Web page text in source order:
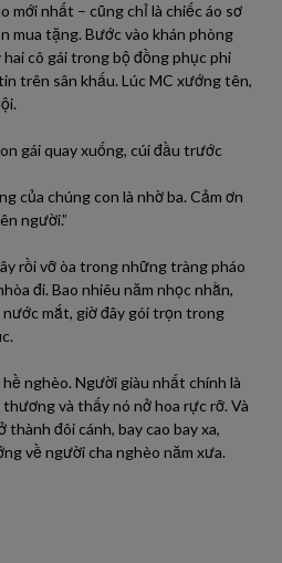
mới nhất – cũng chỉ là chiếc áo sơ
mua tặng. Bước vào khán phòng
cô gái trong bộ đồng phục phi
trên sân khấu. Lúc MC xướng tên,
gái quay xuống, cúi đầu trước
của chúng con là nhờ ba. Cảm ơn
người.”
rồi vỡ òa trong những tràng pháo
đi. Bao nhiêu năm nhọc nhằn,
mắt, giờ đây gói trọn trong
nghèo. Người giàu nhất chính là
và thấy nó nở hoa rực rỡ. Và
thành đôi cánh, bay cao bay xa,
về người cha nghèo năm xưa.